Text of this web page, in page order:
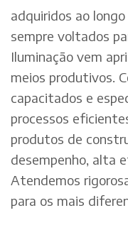
adquiridos ao
sempre voltados
Iluminação vem
meios produtivos.
capacitados e
processos
produtos de
desempenho, alta
Atendemos
para os mais